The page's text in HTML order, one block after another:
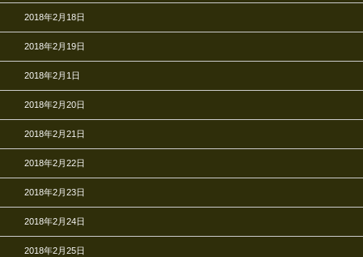
2018年2月18日
2018年2月19日
2018年2月1日
2018年2月20日
2018年2月21日
2018年2月22日
2018年2月23日
2018年2月24日
2018年2月25日